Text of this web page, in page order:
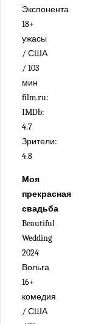
Экспонента
18+
ужасы
/ США
/ 103
мин
film.ru:
IMDb:
4.7
Зрители:
4.8
Моя
прекрасная
свадьба
Beautiful
Wedding
2024
Вольга
16+
комедия
/ США